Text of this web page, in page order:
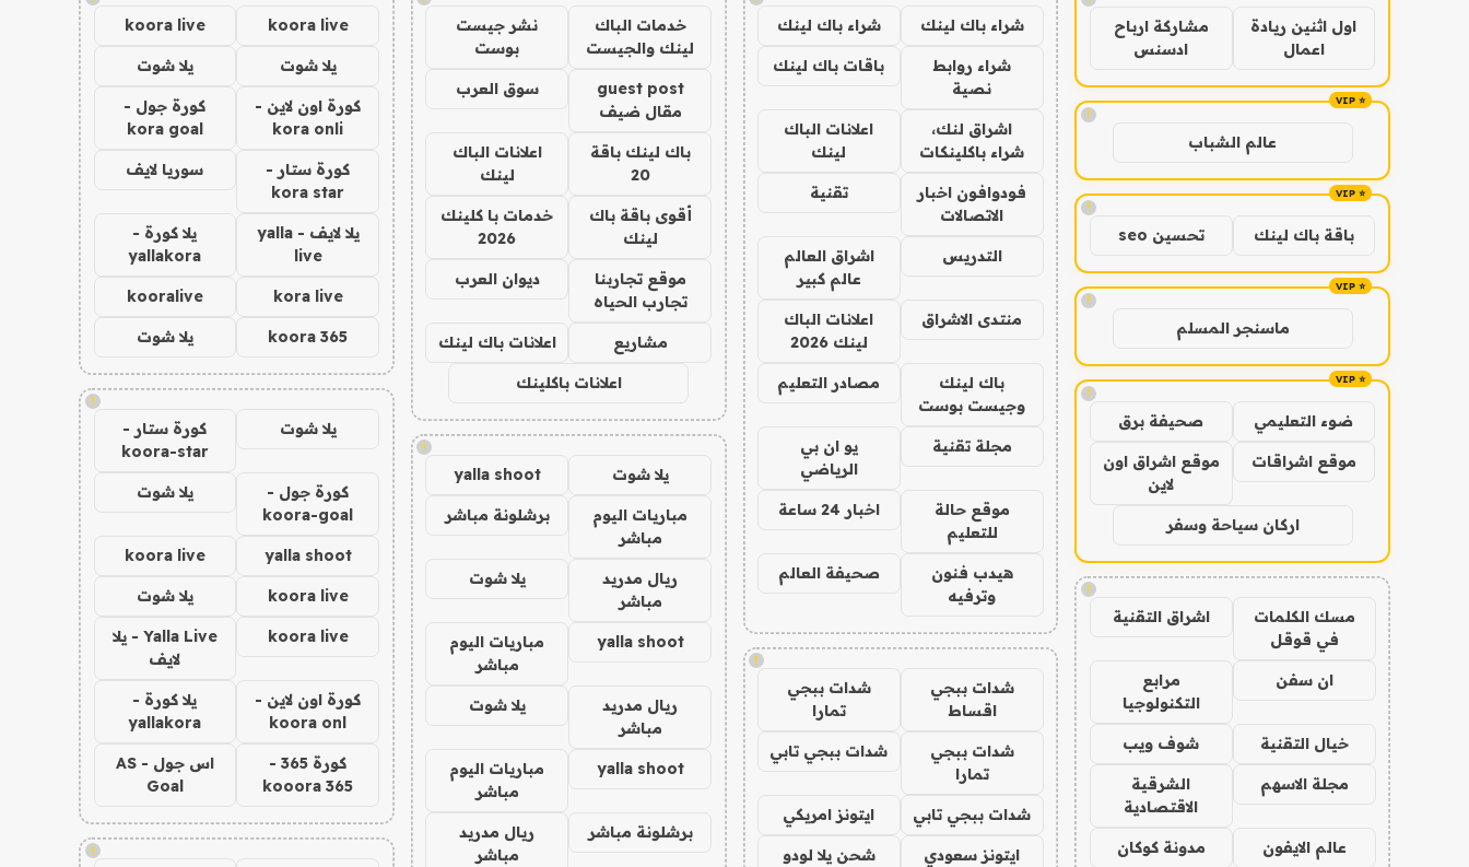
اول اثنين ريادة
اعمال
مشاركة ارباح
ادسنس
!
عالم الشباب
!
باقة باك لينك تحسين seo
!
ماسنجر المسلم
!
ضوء التعليمي صحيفة برق
موقع اشراقات
موقع اشراق اون
لاين
اركان سياحة وسفر
!
مسك الكلمات
في قوقل
اشراق التقنية
ان سفن
مرابع
التكنولوجيا
خيال التقنية شوف ويب
مجلة الاسهم
الشرقية
الاقتصادية
عالم الايفون مدونة كوكان
شراء باك لينك شراء باك لينك
شراء روابط
نصية
باقات باك لينك
اشراق لنك،
شراء باكلينكات
اعلانات الباك
لينك
فودوافون اخبار
الاتصالات
تقنية
التدريس
اشراق العالم
عالم كبير
منتدى الاشراق
اعلانات الباك
لينك 2026
باك لينك
وجيست بوست
مصادر التعليم
مجلة تقنية
يو ان بي
الرياضي
موقع حالة
للتعليم
اخبار 24 ساعة
هيدب فنون
وترفيه
صحيفة العالم
!
شدات ببجي
اقساط
شدات ببجي
تمارا
شدات ببجي
تمارا
شدات ببجي تابي
شدات ببجي تابي ايتونز امريكي
ايتونز سعودي
شحن يلا لودو
خدمات الباك
لينك والجيست
نشر جيست
بوست
guest post
مقال ضيف
سوق العرب
باك لينك باقة
20
اعلانات الباك
لينك
أقوى باقة باك
لينك
خدمات با كلينك
2026
موقع تجاربنا
تجارب الحياه
ديوان العرب
مشاريع اعلانات باك لينك
اعلانات باكلينك
!
يلا شوت yalla shoot
مباريات اليوم
مباشر
برشلونة مباشر
ريال مدريد
مباشر
يلا شوت
yalla shoot
مباريات اليوم
مباشر
ريال مدريد
مباشر
يلا شوت
yalla shoot
مباريات اليوم
مباشر
برشلونة مباشر
ريال مدريد
مباشر
koora live
koora live
يلا شوت يلا شوت
كورة اون لاين -
kora onli
كورة جول -
kora goal
كورة ستار -
kora star
سوريا لايف
يلا لايف - yalla
live
يلا كورة -
yallakora
kora live
kooralive
koora 365 يلا شوت
!
يلا شوت
كورة ستار -
koora-star
كورة جول -
koora-goal
يلا شوت
yalla shoot
koora live
koora live يلا شوت
koora live
Yalla Live - يلا
لايف
كورة اون لاين -
koora onl
يلا كورة -
yallakora
كورة 365 -
kooora 365
اس جول - AS
Goal
!